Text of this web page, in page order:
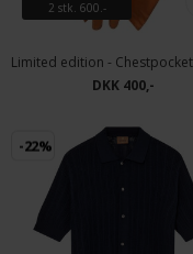
2 stk. 600.-
DKK 400,-
-22%